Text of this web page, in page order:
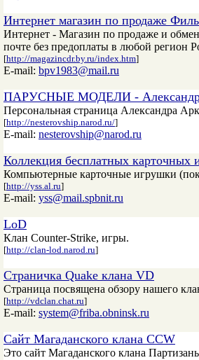
Интернет магазин по продаже
Интернет - Магазин по продаже и
почте без предоплаты в любой регион
[http://magazincdr.by.ru/index.htm]
E-mail: bpv1983@mail.ru
ПАРУСНЫЕ МОДЕЛИ - Александр
Персональная страница Александра
[http://nesterovship.narod.ru/]
E-mail: nesterovship@narod.ru
Коллекция бесплатных карточных
Компьютерные карточные игрушки
[http://yss.al.ru]
E-mail: yss@mail.spbnit.ru
LoD
Клан Counter-Strike, игры.
[http://clan-lod.narod.ru]
Страничка Quake клана VD
Страница посвящена обзору нашего
[http://vdclan.chat.ru]
E-mail: system@friba.obninsk.ru
Сайт Магаданского клана CCW
Это сайт Магаданского клана